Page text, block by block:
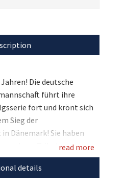
Die deutsche
führt ihre
fort und krönt sich
Sieg der
Dänemark! Sie haben
Trikot zu
2025 von der Herren-
wurde!
read more
details